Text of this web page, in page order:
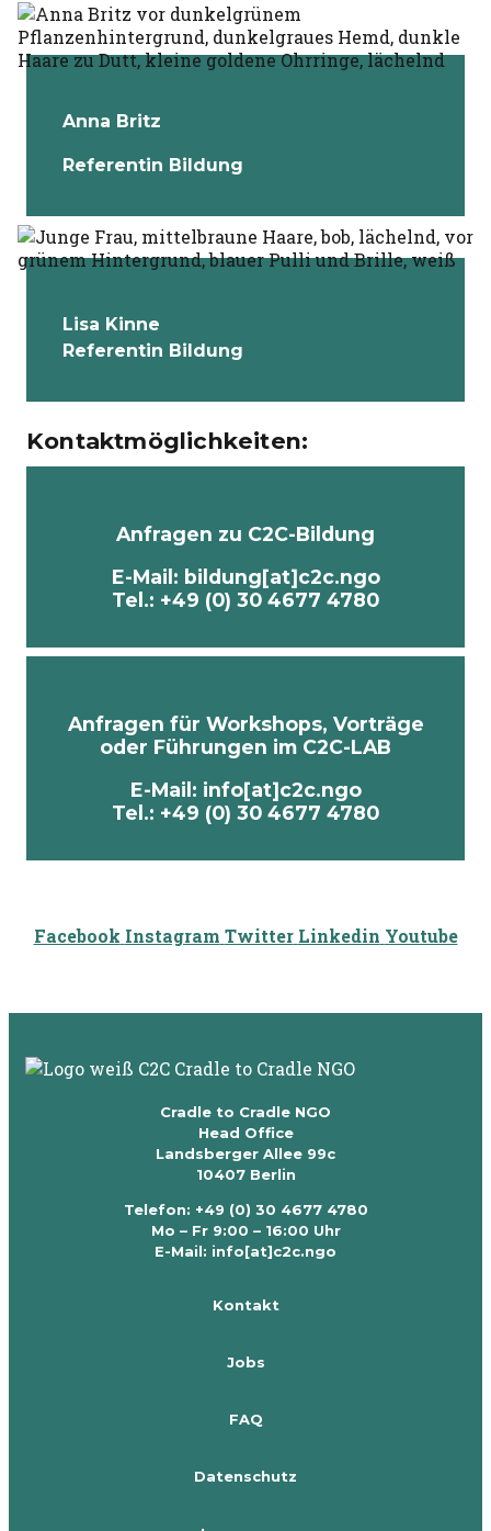
Anna Britz
Referentin Bildung
Lisa Kinne
Referentin Bildung
Kontaktmöglichkeiten:
Anfragen zu C2C-Bildung
E-Mail: bildung[at]c2c.ngo
Tel.: +49 (0) 30 4677 4780
Anfragen für Workshops, Vorträge
oder Führungen im C2C-LAB
E-Mail: info[at]c2c.ngo
Tel.: +49 (0) 30 4677 4780
Facebook Instagram Twitter Linkedin Youtube
Cradle to Cradle NGO
Head Office
Landsberger Allee 99c
10407 Berlin
Telefon: +49 (0) 30 4677 4780
Mo – Fr 9:00 – 16:00 Uhr
E-Mail: info[at]c2c.ngo
Kontakt
Jobs
FAQ
Datenschutz